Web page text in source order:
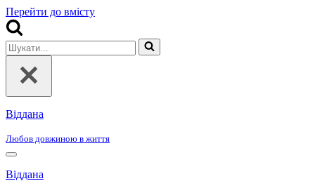
Перейти до вмісту
Шукати...
Віддана
Любов довжиною в життя
Меню
навігації
Віддана